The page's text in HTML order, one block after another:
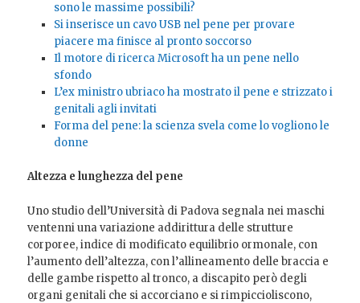
sono le massime possibili?
Si inserisce un cavo USB nel pene per provare
piacere ma finisce al pronto soccorso
Il motore di ricerca Microsoft ha un pene nello
sfondo
L’ex ministro ubriaco ha mostrato il pene e strizzato i
genitali agli invitati
Forma del pene: la scienza svela come lo vogliono le
donne
Altezza e lunghezza del pene
Uno studio dell’Università di Padova segnala nei maschi
ventenni una variazione addirittura delle strutture
corporee, indice di modificato equilibrio ormonale, con
l’aumento dell’altezza, con l’allineamento delle braccia e
delle gambe rispetto al tronco, a discapito però degli
organi genitali che si accorciano e si rimpiccioliscono,